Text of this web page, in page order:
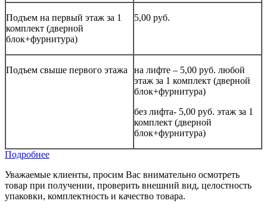
Подъем на первый этаж за 1
комплект (дверной
блок+фурнитура)
5,00 руб.
Подъем свыше первого этажа
на лифте – 5,00 руб. любой
этаж за 1 комплект (дверной
блок+фурнитура)
без лифта- 5,00 руб. этаж за 1
комплект (дверной
блок+фурнитура)
Подробнее
Уважаемые клиенты, просим Вас внимательно осмотреть
товар при получении, проверить внешний вид, целостность
упаковки, комплектность и качество товара.